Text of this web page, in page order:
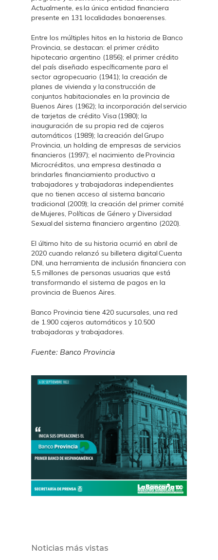
Actualmente, es la única entidad financiera
presente en 131 localidades bonaerenses.
Entre los múltiples hitos en la historia de Banco
Provincia, se destacan: el primer crédito
hipotecario argentino (1856); el primer crédito
del país diseñado específicamente para el
sector agropecuario (1941); la creación de
planes de vivienda y la construcción de
conjuntos habitacionales en la provincia de
Buenos Aires (1962); la incorporación del servicio
de tarjetas de crédito Visa (1980); la
inauguración de su propia red de cajeros
automáticos (1989); la creación del Grupo
Provincia, un holding de empresas de servicios
financieros (1997); el nacimiento de Provincia
Microcréditos, una empresa destinada a
brindarles financiamiento productivo a
trabajadores y trabajadoras independientes
que no tienen acceso al sistema bancario
tradicional (2009); la creación del primer comité
de Mujeres, Políticas de Género y Diversidad
Sexual del sistema financiero argentino (2020).
El último hito de su historia ocurrió en abril de
2020 cuando relanzó su billetera digital Cuenta
DNI, una herramienta de inclusión financiera con
5,5 millones de personas usuarias que está
transformando el sistema de pagos en la
provincia de Buenos Aires.
Banco Provincia tiene 420 sucursales, una red
de 1.900 cajeros automáticos y 10.500
trabajadoras y trabajadores.
Fuente: Banco Provincia
Noticias más vistas